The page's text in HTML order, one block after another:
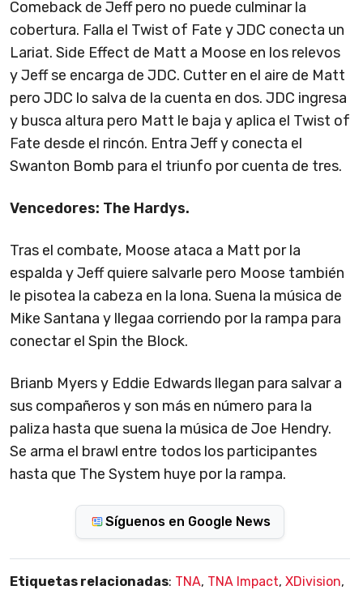
Comeback de Jeff pero no puede culminar la
cobertura. Falla el Twist of Fate y JDC conecta un
Lariat. Side Effect de Matt a Moose en los relevos
y Jeff se encarga de JDC. Cutter en el aire de Matt
pero JDC lo salva de la cuenta en dos. JDC ingresa
y busca altura pero Matt le baja y aplica el Twist of
Fate desde el rincón. Entra Jeff y conecta el
Swanton Bomb para el triunfo por cuenta de tres.
Vencedores: The Hardys.
Tras el combate, Moose ataca a Matt por la
espalda y Jeff quiere salvarle pero Moose también
le pisotea la cabeza en la lona. Suena la música de
Mike Santana y llegaa corriendo por la rampa para
conectar el Spin the Block.
Brianb Myers y Eddie Edwards llegan para salvar a
sus compañeros y son más en número para la
paliza hasta que suena la música de Joe Hendry.
Se arma el brawl entre todos los participantes
hasta que The System huye por la rampa.
Síguenos en Google News
Etiquetas relacionadas: TNA, TNA Impact, XDivision,